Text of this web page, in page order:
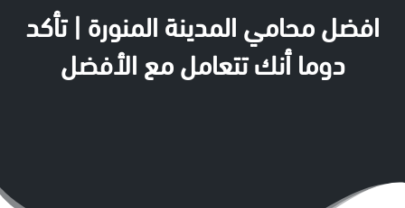
افضل محامي المدينة المنورة | تأكد
دوما أنك تتعامل مع الأفضل